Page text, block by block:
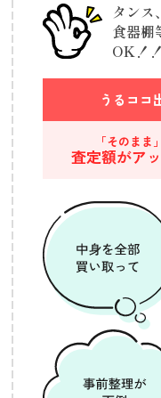
タンス
食器棚
OK！！
うるココ
「そのま
査定額がア